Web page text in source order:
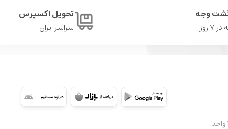
وجه
روز
تحویل اکسپرس
سراسر ایران
شعبه 2: تهران، سعادت آباد، میدان کتاب، ابتدای بلوار کوهستان، مجتمع تجاری اُپال، طبقه ۳A واحد